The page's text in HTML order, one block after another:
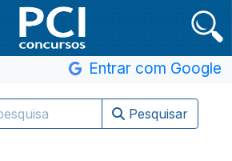
Entrar com Google
Pesquisar